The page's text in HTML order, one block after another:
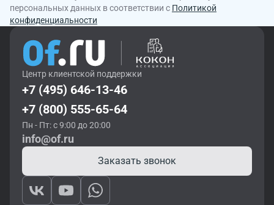
персональных данных в соответствии с Политикой
конфиденциальности
Центр клиентской поддержки
+7 (495) 646-13-46
+7 (800) 555-65-64
Пн - Пт: с 9:00 до 20:00
info@of.ru
Заказать звонок